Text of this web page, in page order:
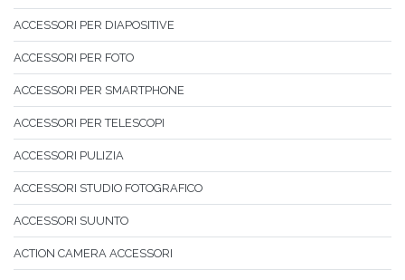
ACCESSORI PER DIAPOSITIVE
ACCESSORI PER FOTO
ACCESSORI PER SMARTPHONE
ACCESSORI PER TELESCOPI
ACCESSORI PULIZIA
ACCESSORI STUDIO FOTOGRAFICO
ACCESSORI SUUNTO
ACTION CAMERA ACCESSORI